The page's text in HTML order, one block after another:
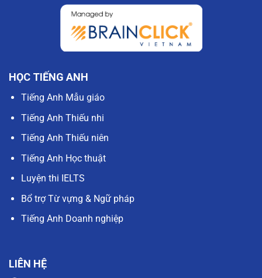
Cambridge
HỌC TIẾNG ANH
Tiếng Anh Mẫu giáo
Tiếng Anh Thiếu nhi
Tiếng Anh Thiếu niên
Tiếng Anh Học thuật
Luyện thi IELTS
Bổ trợ Từ vựng & Ngữ pháp
Tiếng Anh Doanh nghiệp
LIÊN HỆ